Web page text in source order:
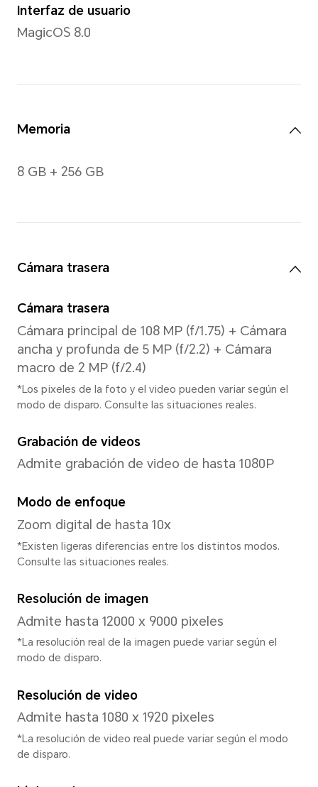
2412 x 1080
Gestos
puntos táctiles
Procesador
Modelo de CPU
MediaTek Dimensity 6080
Tipo de CPU
Procesadores de ocho
Frecuencia dominante de
2 x A76 2.4 GHz + 6 x A55
* La frecuencia real puede
según la carga de la aplicación.